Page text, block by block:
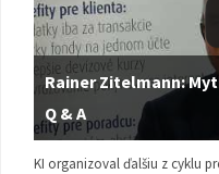
Rainer Zitelmann:
Q & A
KI organizoval ďalšiu z cyklu